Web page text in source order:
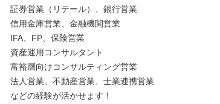
証券営業（リテール）、銀行営業
信用金庫営業、金融機関営業
IFA、FP、保険営業
資産運用コンサルタント
富裕層向けコンサルティング営業
法人営業、不動産営業、士業連携営業
などの経験が活かせます！